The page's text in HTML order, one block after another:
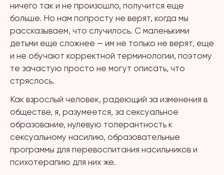
ничего так и не произошло, получится еще
больше. Но нам попросту не верят, когда мы
рассказываем, что случилось. С маленькими
детьми еще сложнее — им не только не верят, еще
и не обучают корректной терминологии, поэтому
те зачастую просто не могут описать, что
стряслось.
Как взрослый человек, радеющий за изменения в
обществе, я, разумеется, за сексуальное
образование, нулевую толерантность к
сексуальному насилию, образовательные
программы для перевоспитания насильников и
психотерапию для них же.